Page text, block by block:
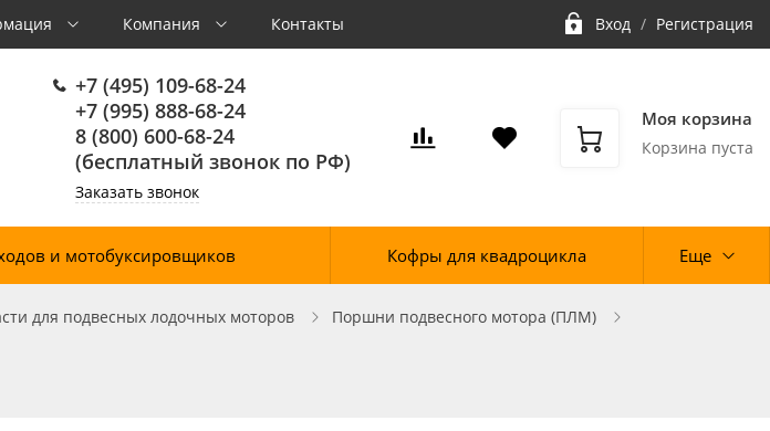
Компания Контакты Вход / Регистрация
+7 (495) 109-68-24
+7 (995) 888-68-24
8 (800) 600-68-24
(бесплатный звонок по РФ)
Заказать звонок
Моя корзина
Корзина пуста
и мотобуксировщиков Кофры для квадроцикла Еще
для подвесных лодочных моторов
Поршни подвесного мотора (ПЛМ)